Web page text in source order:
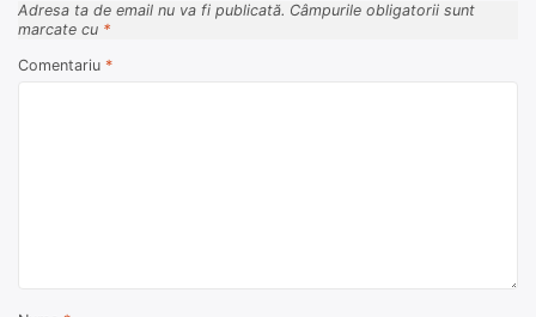
Adresa ta de email nu va fi publicată. Câmpurile obligatorii sunt
marcate cu *
Comentariu *